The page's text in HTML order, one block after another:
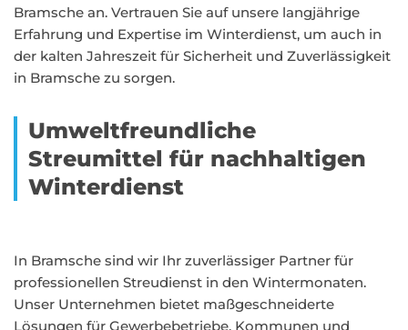
Bramsche an. Vertrauen Sie auf unsere langjährige
Erfahrung und Expertise im Winterdienst, um auch in
der kalten Jahreszeit für Sicherheit und Zuverlässigkeit
in Bramsche zu sorgen.
Umweltfreundliche
Streumittel für nachhaltigen
Winterdienst
In Bramsche sind wir Ihr zuverlässiger Partner für
professionellen Streudienst in den Wintermonaten.
Unser Unternehmen bietet maßgeschneiderte
Lösungen für Gewerbebetriebe, Kommunen und